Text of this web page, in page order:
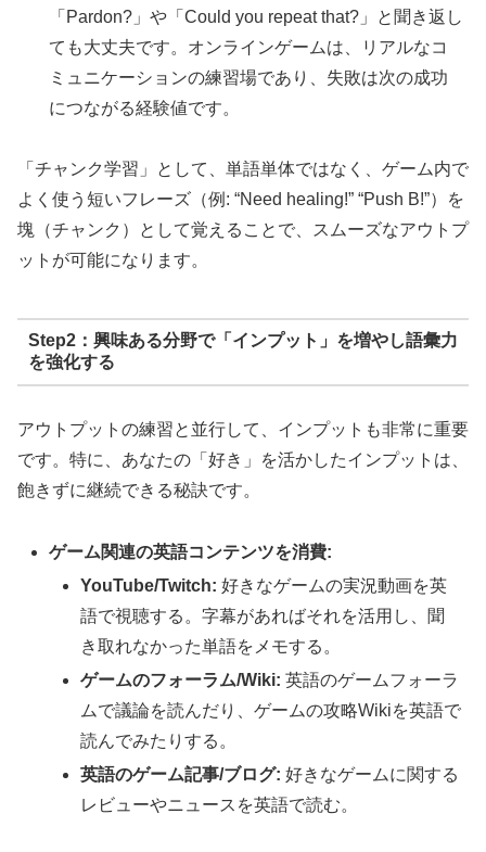
「Pardon?」や「Could you repeat that?」と聞き返し
ても大丈夫です。オンラインゲームは、リアルなコ
ミュニケーションの練習場であり、失敗は次の成功
につながる経験値です。
「チャンク学習」として、単語単体ではなく、ゲーム内で
よく使う短いフレーズ（例: “Need healing!” “Push B!”）を
塊（チャンク）として覚えることで、スムーズなアウトプ
ットが可能になります。
Step2：興味ある分野で「インプット」を増やし語彙力
を強化する
アウトプットの練習と並行して、インプットも非常に重要
です。特に、あなたの「好き」を活かしたインプットは、
飽きずに継続できる秘訣です。
ゲーム関連の英語コンテンツを消費:
YouTube/Twitch: 好きなゲームの実況動画を英
語で視聴する。字幕があればそれを活用し、聞
き取れなかった単語をメモする。
ゲームのフォーラム/Wiki: 英語のゲームフォーラ
ムで議論を読んだり、ゲームの攻略Wikiを英語で
読んでみたりする。
英語のゲーム記事/ブログ: 好きなゲームに関する
レビューやニュースを英語で読む。